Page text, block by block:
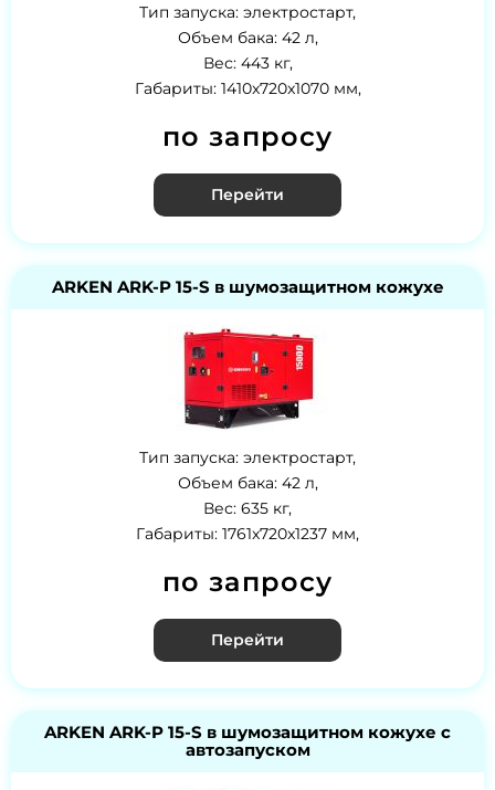
Тип запуска: электростарт,
Объем бака: 42 л,
Вес: 443 кг,
Габариты: 1410x720x1070 мм,
по запросу
Перейти
ARKEN ARK-P 15-S в шумозащитном кожухе
Тип запуска: электростарт,
Объем бака: 42 л,
Вес: 635 кг,
Габариты: 1761x720x1237 мм,
по запросу
Перейти
ARKEN ARK-P 15-S в шумозащитном кожухе с
автозапуском